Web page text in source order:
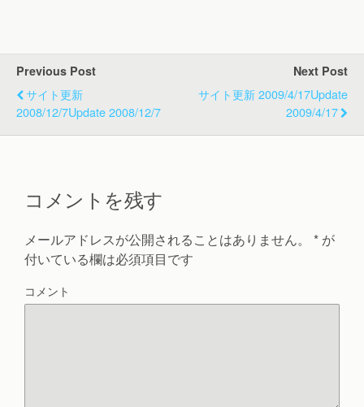
Previous Post
サイト更新
2008/12/7Update 2008/12/7
Next Post
サイト更新 2009/4/17Update
2009/4/17
コメントを残す
メールアドレスが公開されることはありません。 * が
付いている欄は必須項目です
コメント